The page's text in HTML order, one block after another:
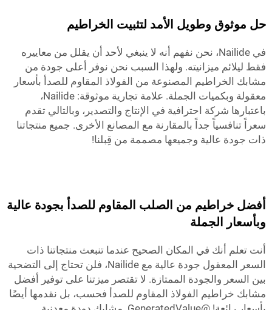
حل موثوق وطويل الأمد لتثبيت الخراطيم
في Nailide، نحن نفهم أنه لا ينبغي لأحد أن يقلل من معاييره
فقط ليلائم ميزانيته. ولهذا السبب نحن نوفر أعلى جودة من
مشابك الخراطيم المصنوعة من الفولاذ المقاوم للصدأ بأسعار
معقولة وبكميات الجملة. علامة تجارية موثوقة: Nailide،
باعتبارها شركة احترافية في الإنتاج والتصدير، وبالتالي تقدم
سعراً تنافسياً جداً بالمقارنة مع المصانع الأخرى. جميع منتجاتنا
ذات جودة عالية وجميعها مصممة من قِبلنا!
أفضل خراطيم من الصلب المقاوم للصدأ بجودة عالية
وبأسعار الجملة
أنت تعلم أنك في المكان الصحيح عندما تنبعث منتجاتنا ذات
السعر المعقول جودة عالية مع Nailide، فلن تحتاج إلى التضحية
بين السعر والجودة الممتازة. لا تقتصر ميزتنا على توفير أفضل
مشابك خراطيم الفولاذ المقاوم للصدأ فحسب، بل نقدمها أيضًا